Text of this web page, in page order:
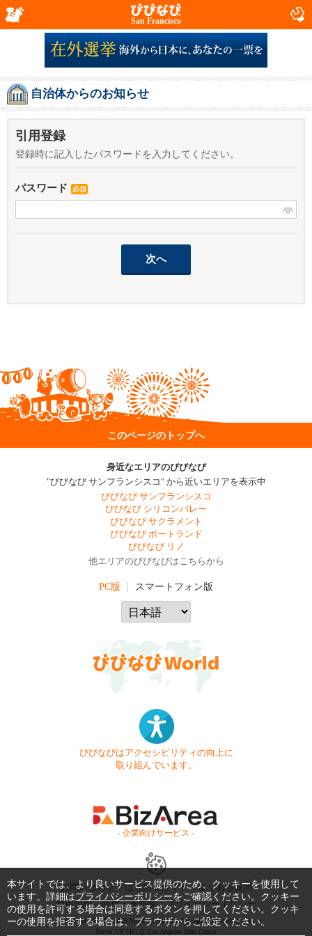
San Francisco
自治体からのお知らせ
引用登録
登録時に記入したパスワードを入力してください。
パスワード 必須
このページのトップへ
身近なエリアのびびなび
"びびなび サンフランシスコ" から近いエリアを表示中
びびなび サンフランシスコ
びびなび シリコンバレー
びびなび サクラメント
びびなび ポートランド
びびなび リノ
他エリアのびびなびはこちらから
PC版 スマートフォン版
びびなびはアクセシビリティの向上に
取り組んでいます。
- 企業向けサービス -
お問い合わせ はじめてガイド
よくある質問
利用規約
商標・著作権 プライバシーポリシー
Copyright © 1999-2026 Vivid Navigation, Inc. All Rights Reserved.
Server US (45) @ Los Angeles Data Center
本サイトでは、より良いサービス提供のため、クッキーを使用して
います。詳細はプライバシーポリシーをご確認ください。クッキー
の使用を許可する場合は同意するボタンを押してください。クッキ
ーの使用を拒否する場合は、ブラウザからご設定ください。